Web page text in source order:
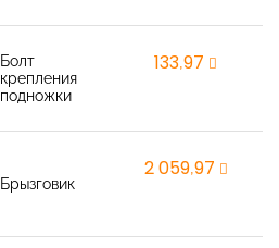
Болт
крепления
подножки
133,97
Брызговик
2 059,97